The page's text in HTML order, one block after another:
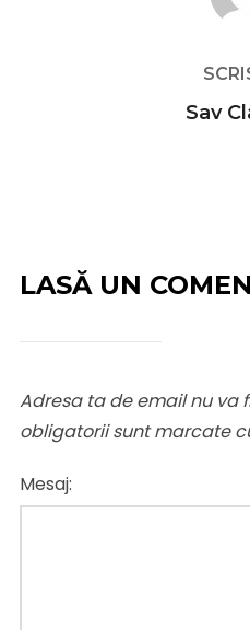
Sav
LASĂ UN
Adresa ta de email nu va
obligatorii sunt marcate
Mesaj: